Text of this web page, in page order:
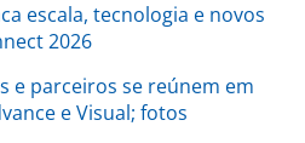
escala, tecnologia e novos
2026
e parceiros se reúnem em
e Visual; fotos